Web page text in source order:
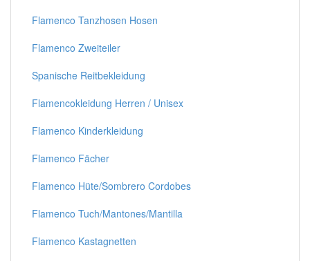
Flamenco Tanzhosen Hosen
Flamenco Zweiteiler
Spanische Reitbekleidung
Flamencokleidung Herren / Unisex
Flamenco Kinderkleidung
Flamenco Fächer
Flamenco Hüte/Sombrero Cordobes
Flamenco Tuch/Mantones/Mantilla
Flamenco Kastagnetten